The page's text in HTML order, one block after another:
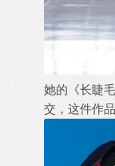
她的《长睫
交，这件作